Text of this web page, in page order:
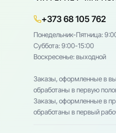
+373 68 105 762
Понедельник-Пятница:
Cуббота: 9:00-15:00
Воскресенье: выходной
Заказы, оформленные в
обработаны в первую
Заказы, оформленные в
обработаны в первый